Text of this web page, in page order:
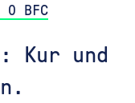
BFC
Kur und